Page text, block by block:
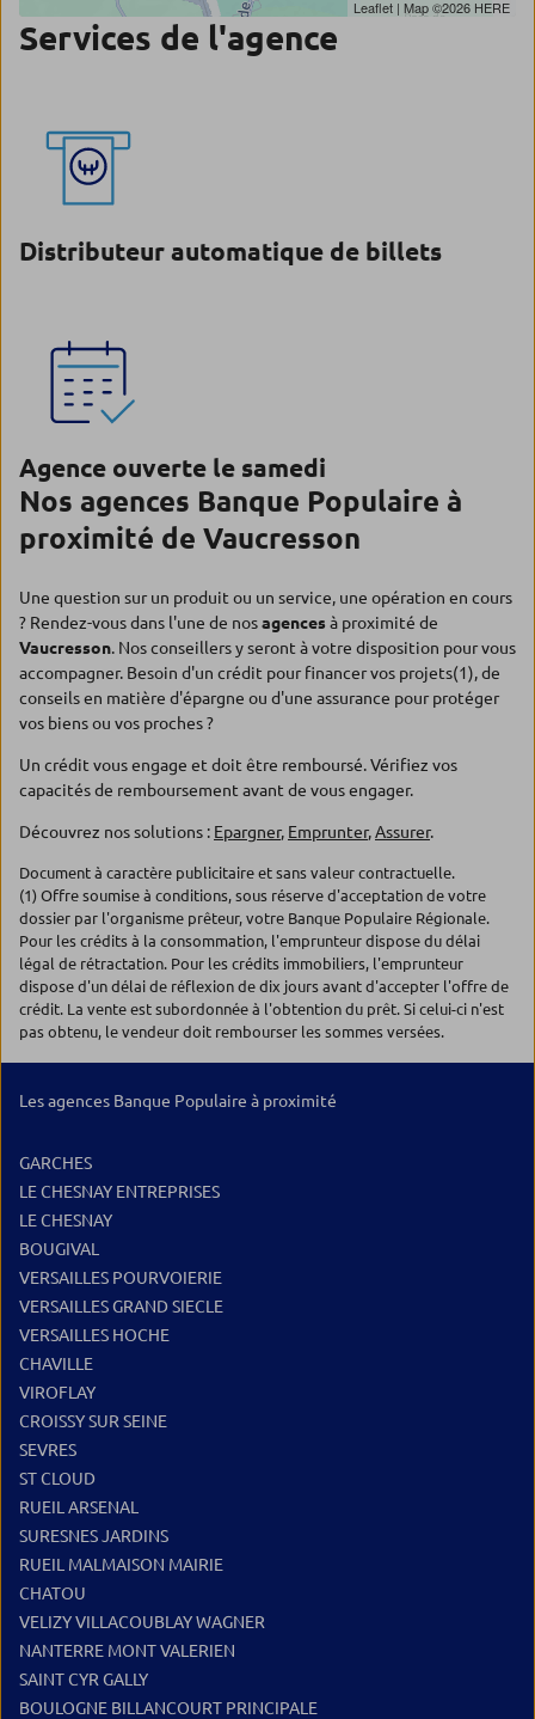
Leaflet | Map ©2026 HERE
Services de l'agence
Distributeur automatique de billets
Agence ouverte le samedi
Nos agences Banque Populaire à
proximité de Vaucresson
Une question sur un produit ou un service, une opération en cours
? Rendez-vous dans l'une de nosagencesà proximité de
Vaucresson. Nos conseillers y seront à votre disposition pour vous
accompagner. Besoin d'un crédit pour financer vos projets(1), de
conseils en matière d'épargne ou d'une assurance pour protéger
vos biens ou vos proches ?
Un crédit vous engage et doit être remboursé. Vérifiez vos
capacités de remboursement avant de vous engager.
Découvrez nos solutions : Epargner, Emprunter,Assurer.
Document à caractère publicitaire et sans valeur contractuelle.
(1) Offre soumise à conditions, sous réserve d'acceptation de votre
dossier par l'organisme prêteur, votre Banque Populaire Régionale.
Pour les crédits à la consommation, l'emprunteur dispose du délai
légal de rétractation. Pour les crédits immobiliers, l'emprunteur
dispose d'un délai de réflexion de dix jours avant d'accepter l'offre de
crédit. La vente est subordonnée à l'obtention du prêt. Si celui-ci n'est
pas obtenu, le vendeur doit rembourser les sommes versées.
Les agences Banque Populaire à proximité
GARCHES
LE CHESNAY ENTREPRISES
LE CHESNAY
BOUGIVAL
VERSAILLES POURVOIERIE
VERSAILLES GRAND SIECLE
VERSAILLES HOCHE
CHAVILLE
VIROFLAY
CROISSY SUR SEINE
SEVRES
ST CLOUD
RUEIL ARSENAL
SURESNES JARDINS
RUEIL MALMAISON MAIRIE
CHATOU
VELIZY VILLACOUBLAY WAGNER
NANTERRE MONT VALERIEN
SAINT CYR GALLY
BOULOGNE BILLANCOURT PRINCIPALE